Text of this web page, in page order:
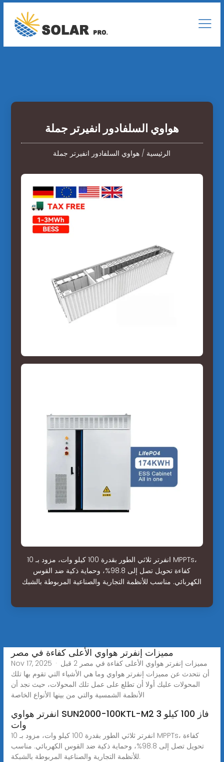
هواوي السلفادور انفيرتر جملة
الرئيسية / هواوي السلفادور انفيرتر جملة
انفرتر ثلاثي الطور بقدرة 100 كيلو وات، مزود بـ 10 MPPTs،
كفاءة تحويل تصل إلى 98.8%، وحماية ذكية ضد القوس
الكهربائي. مناسب للأنظمة التجارية والصناعية المربوطة بالشبك
مميزات إنفرتر هواوي الأعلى كفاءة في مصر
Nov 17, 2025 · مميزات إنفرتر هواوي الأعلى كفاءة في مصر 2 قبل
أن نتحدث عن مميزات إنفرتر هواوي وما هي الأشياء التي تقوم بها تلك
المحولات عليك أولا أن تطلع على عمل تلك المحولات، حيث نجد أن
الأنظمة الشمسية والتي من بينها الأنواع الخاصة
انفرتر هواوي SUN2000-100KTL-M2 3 فاز 100 كيلو
وات
انفرتر ثلاثي الطور بقدرة 100 كيلو وات، مزود بـ 10 MPPTs، كفاءة
تحويل تصل إلى 98.8%، وحماية ذكية ضد القوس الكهربائي. مناسب
للأنظمة التجارية والصناعية المربوطة بالشبكة.